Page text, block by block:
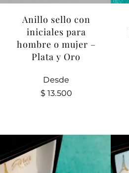
Anillo sello con
iniciales para
hombre o mujer –
Plata y Oro
Desde
$ 13.500